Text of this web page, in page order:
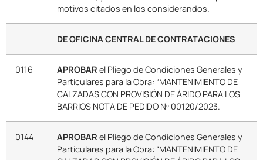
motivos citados en los considerandos.-
DE OFICINA CENTRAL DE CONTRATACIONES
0116 APROBAR el Pliego de Condiciones Generales y
Particulares para la Obra: “MANTENIMIENTO DE
CALZADAS CON PROVISIÓN DE ÁRIDO PARA LOS
BARRIOS NOTA DE PEDIDO Nº 00120/2023.-
0144 APROBAR el Pliego de Condiciones Generales y
Particulares para la Obra: “MANTENIMIENTO DE